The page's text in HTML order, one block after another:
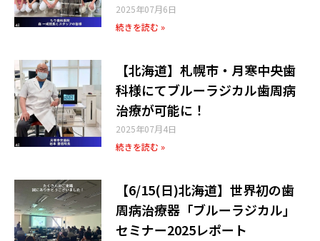
2025年07月6日
続きを読む »
【北海道】札幌市・月寒中央歯
科様​にてブルーラジカル歯周病
治療が可能に！
2025年07月4日
続きを読む »
【6/15(日)北海道】世界初の歯
周病治療器「ブルーラジカル」
セミナー2025レポート